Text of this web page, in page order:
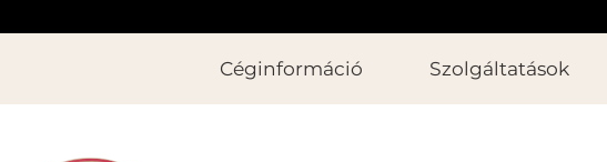
Céginformáció Szolgáltatások